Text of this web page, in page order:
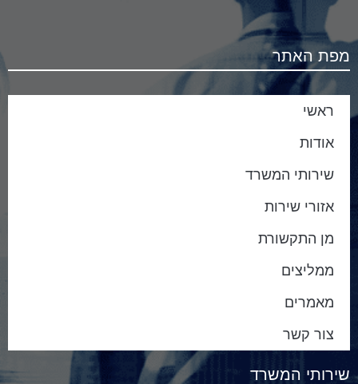
מפת האתר
ראשי
אודות
שירותי המשרד
אזורי שירות
מן התקשורת
ממליצים
מאמרים
צור קשר
שירותי המשרד